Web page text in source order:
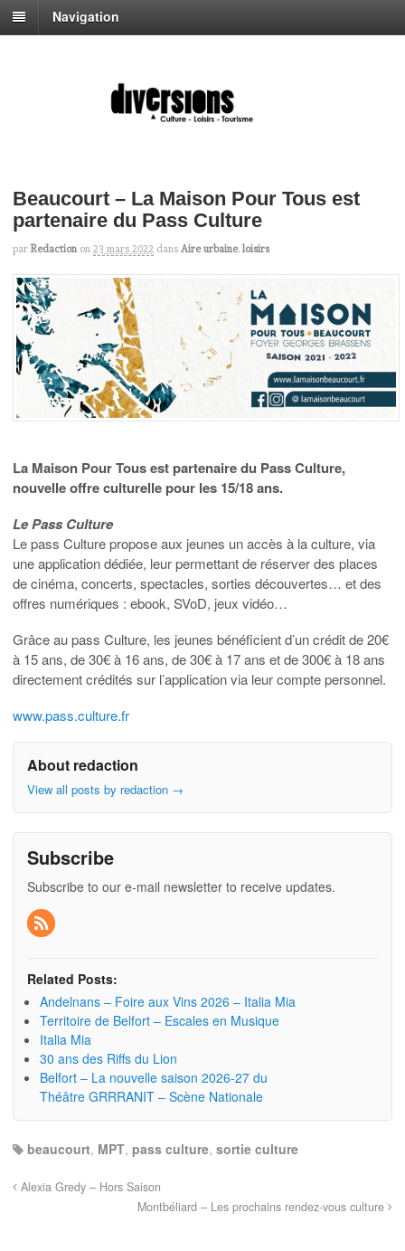
Navigation
Beaucourt – La Maison Pour Tous est
partenaire du Pass Culture
par Redaction on 23 mars 2022 dans Aire urbaine, loisirs
La Maison Pour Tous est partenaire du Pass Culture,
nouvelle offre culturelle pour les 15/18 ans.
Le Pass Culture
Le pass Culture propose aux jeunes un accès à la culture, via
une application dédiée, leur permettant de réserver des places
de cinéma, concerts, spectacles, sorties découvertes… et des
offres numériques : ebook, SVoD, jeux vidéo…
Grâce au pass Culture, les jeunes bénéficient d’un crédit de 20€
à 15 ans, de 30€ à 16 ans, de 30€ à 17 ans et de 300€ à 18 ans
directement crédités sur l’application via leur compte personnel.
www.pass.culture.fr
About redaction
View all posts by redaction →
Subscribe
Subscribe to our e-mail newsletter to receive updates.
Related Posts:
Andelnans – Foire aux Vins 2026 – Italia Mia
Territoire de Belfort – Escales en Musique
Italia Mia
30 ans des Riffs du Lion
Belfort – La nouvelle saison 2026-27 du
Théâtre GRRRANIT – Scène Nationale
beaucourt, MPT, pass culture, sortie culture
Alexia Gredy – Hors Saison
Montbéliard – Les prochains rendez-vous culture